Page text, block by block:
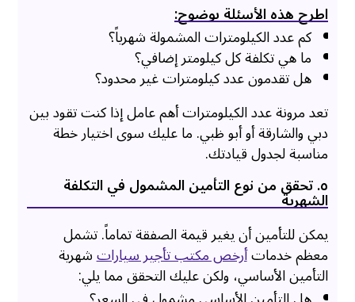
اطرح هذه الأسئلة بوضوح:
كم عدد الكيلومترات المشمولة شهرياً؟
ما هي تكلفة كل كيلومتر إضافي؟
هل تقدمون عدد كيلومترات غير محدود؟
تعد مرونة عدد الكيلومترات أهم عامل إذا كنت تقود بين
دبي والشارقة أو أبو ظبي. ما عليك سوى اختيار خطة
مناسبة لجدول قيادتك.
٥. تحقق من نوع التأمين المشمول في التكلفة
الشهرية
يمكن للتأمين أن يغير قيمة الصفقة تماماً. تشمل
معظم خدماتأرخص مكتب تأجير سياراتشهرية
التأمين الأساسي، ولكن عليك التحقق مما يلي: